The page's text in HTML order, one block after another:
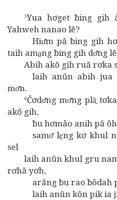
5Yua hơget ƀing gih
Yahweh nanao lĕ?
Hiư̆m pă ƀing gih
taih ama̱ng ƀing gih dơ̆ng
Abih akŏ gih ruă rơka
laih anŭn abih jua
mơ̆n.
6Čơdơ̆ng mơ̆ng plă̱
akŏ gih,
ƀu hơmâo anih pă ôh
samơ̆ le̱ng kơ khul
sel
laih anŭn khul gru
rơhă yơh,
arăng ƀu rao ƀôdah
laih anŭn kŏn pik ia